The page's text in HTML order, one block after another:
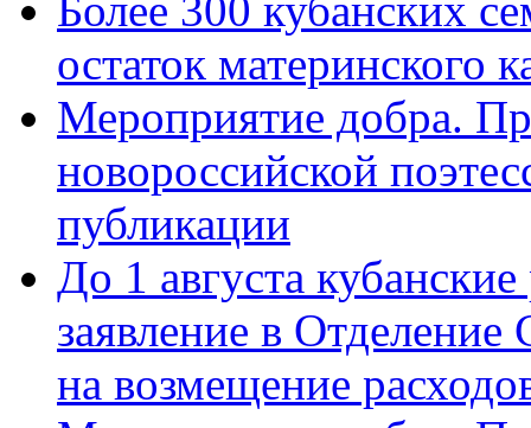
остаток материнского
Мероприятие добра.
новороссийской
публикации
До 1 августа
заявление в
на возмещение